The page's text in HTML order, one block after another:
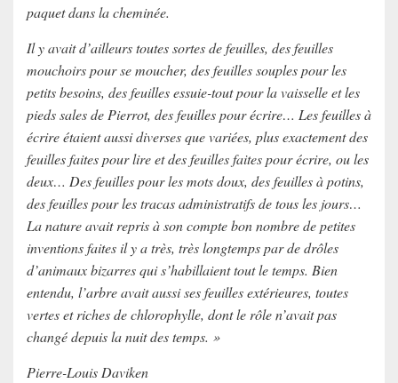
paquet dans la cheminée.
Il y avait d’ailleurs toutes sortes de feuilles, des feuilles
mouchoirs pour se moucher, des feuilles souples pour les
petits besoins, des feuilles essuie-tout pour la vaisselle et les
pieds sales de Pierrot, des feuilles pour écrire… Les feuilles à
écrire étaient aussi diverses que variées, plus exactement des
feuilles faites pour lire et des feuilles faites pour écrire, ou les
deux… Des feuilles pour les mots doux, des feuilles à potins,
des feuilles pour les tracas administratifs de tous les jours…
La nature avait repris à son compte bon nombre de petites
inventions faites il y a très, très longtemps par de drôles
d’animaux bizarres qui s’habillaient tout le temps. Bien
entendu, l’arbre avait aussi ses feuilles extérieures, toutes
vertes et riches de chlorophylle, dont le rôle n’avait pas
changé depuis la nuit des temps. »
Pierre-Louis Daviken